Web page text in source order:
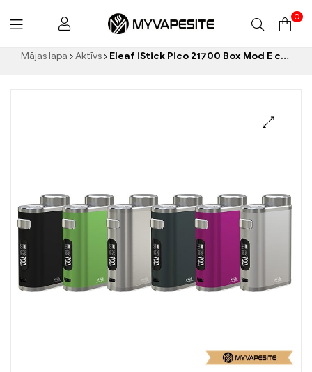
Myvapesite.de
0
Mājas lapa Aktīvs Eleaf iStick Pico 21700 Box Mod E cigarešu vairumtirdzniecība丨Custom